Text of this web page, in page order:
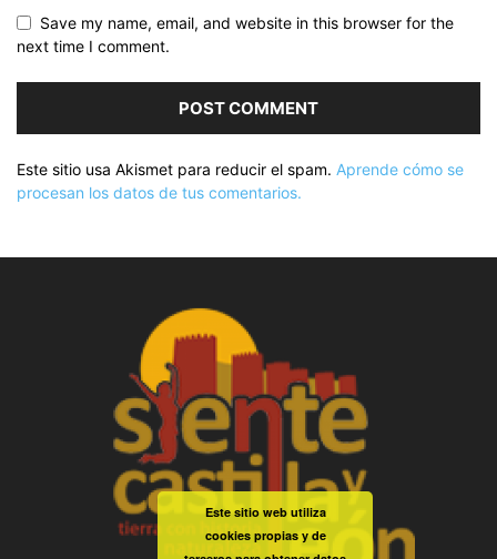
Save my name, email, and website in this browser for the
next time I comment.
Este sitio usa Akismet para reducir el spam. Aprende cómo se
procesan los datos de tus comentarios.
Este sitio web utiliza
cookies propias y de